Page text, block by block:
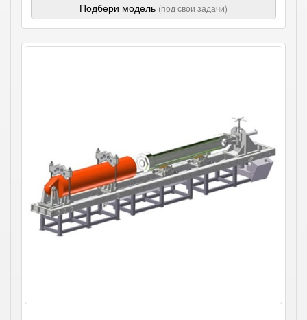
Подбери модель (под свои задачи)